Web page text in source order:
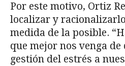
Por este motivo, Ortiz
localizar y
medida de la posible.
que mejor nos venga
gestión del estrés a